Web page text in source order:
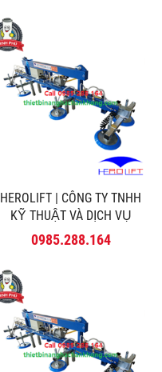
HEROLIFT | CÔNG TY TNHH
KỸ THUẬT VÀ DỊCH VỤ
MINH PHÚ
0985.288.164